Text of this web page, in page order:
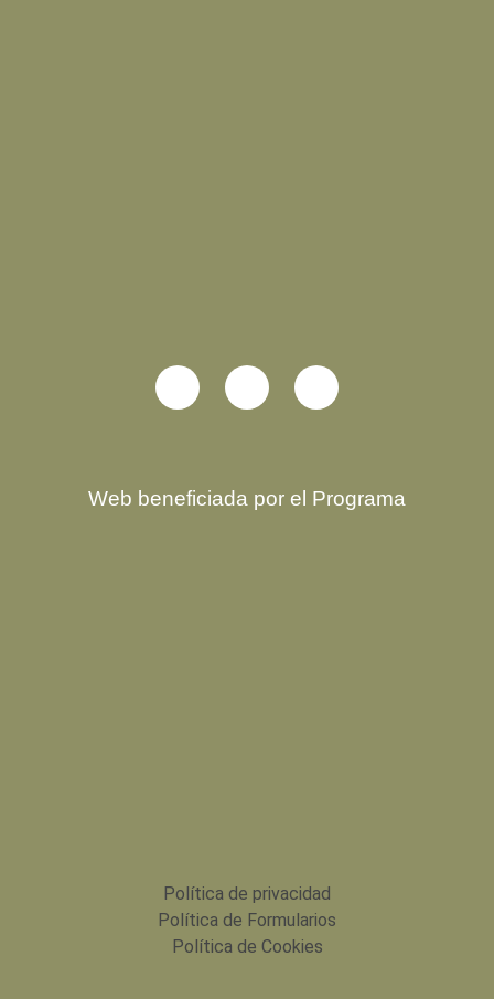
Web beneficiada por el Programa
Política de privacidad
Política de Formularios
Política de Cookies